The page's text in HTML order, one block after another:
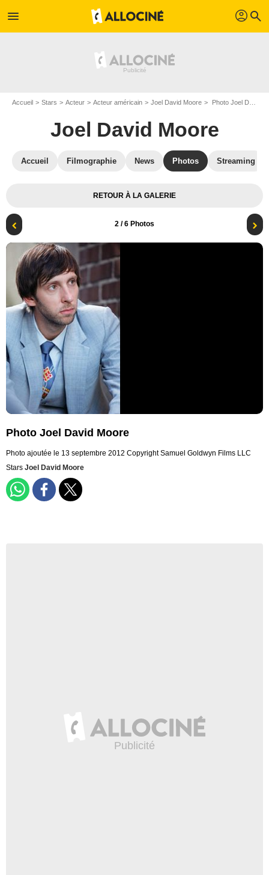
menu profil search
Accueil Stars Acteur Acteur américain Joel David Moore Photo Joel David Moore
Joel David Moore
Accueil Filmographie News Photos Streaming
RETOUR À LA GALERIE
2 / 6 Photos
Photo Joel David Moore
Photo ajoutée le 13 septembre 2012 Copyright Samuel Goldwyn Films LLC
Stars Joel David Moore